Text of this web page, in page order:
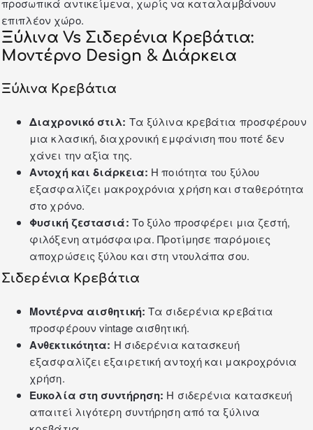
προσωπικά αντικείμενα, χωρίς να καταλαμβάνουν
επιπλέον χώρο.
Ξύλινα Vs Σιδερένια Κρεβάτια:
Μοντέρνο Design & Διάρκεια
Ξύλινα Κρεβάτια
Διαχρονικό στιλ: Τα ξύλινα κρεβάτια προσφέρουν
μια κλασική, διαχρονική εμφάνιση που ποτέ δεν
χάνει την αξία της.
Αντοχή και διάρκεια: Η ποιότητα του ξύλου
εξασφαλίζει μακροχρόνια χρήση και σταθερότητα
στο χρόνο.
Φυσική ζεστασιά: Το ξύλο προσφέρει μια ζεστή,
φιλόξενη ατμόσφαιρα. Προτίμησε παρόμοιες
αποχρώσεις ξύλου και στη ντουλάπα σου.
Σιδερένια Κρεβάτια
Μοντέρνα αισθητική: Τα σιδερένια κρεβάτια
προσφέρουν vintage αισθητική.
Ανθεκτικότητα: Η σιδερένια κατασκευή
εξασφαλίζει εξαιρετική αντοχή και μακροχρόνια
χρήση.
Ευκολία στη συντήρηση: Η σιδερένια κατασκευή
απαιτεί λιγότερη συντήρηση από τα ξύλινα